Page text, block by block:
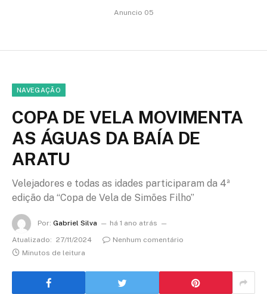
Anuncio 05
NAVEGAÇÃO
COPA DE VELA MOVIMENTA
AS ÁGUAS DA BAÍA DE
ARATU
Velejadores e todas as idades participaram da 4ª
edição da “Copa de Vela de Simões Filho”
Por: Gabriel Silva
há 1 ano atrás
Atualizado: 27/11/2024
Nenhum comentário
Minutos de leitura